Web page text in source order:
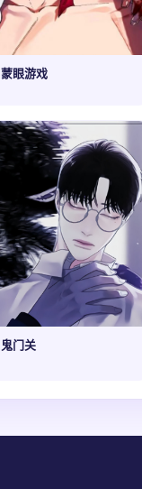
蒙眼游戏
鬼门关